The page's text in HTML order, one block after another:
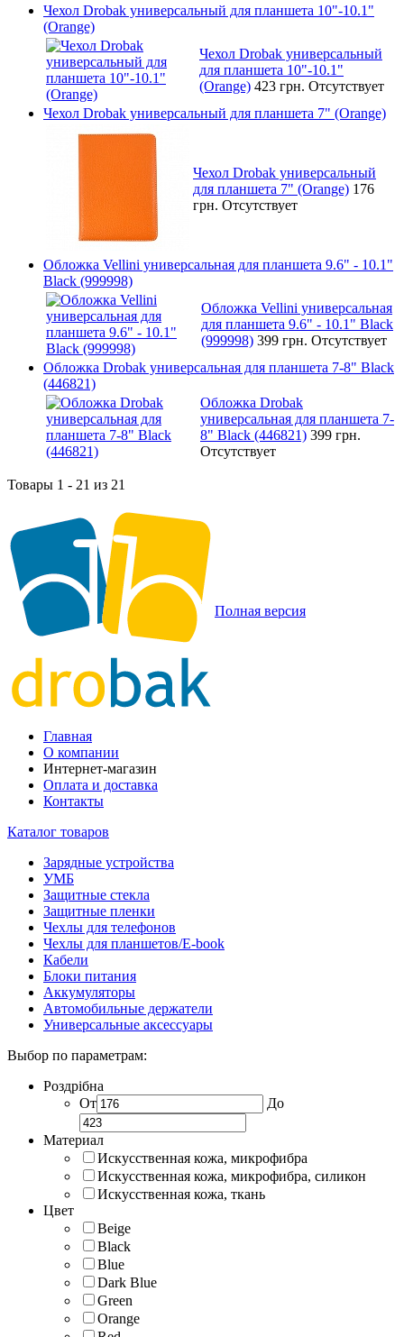
Чехол Drobak универсальный для планшета 10"-10.1"
(Orange)
Чехол Drobak универсальный
для планшета 10"-10.1"
(Orange) 423 грн. Отсутствует
Чехол Drobak универсальный для планшета 7" (Orange)
Чехол Drobak универсальный
для планшета 7" (Orange) 176
грн. Отсутствует
Обложка Vellini универсальная для планшета 9.6" - 10.1"
Black (999998)
Обложка Vellini универсальная
для планшета 9.6" - 10.1" Black
(999998) 399 грн. Отсутствует
Обложка Drobak универсальная для планшета 7-8" Black
(446821)
Обложка Drobak
универсальная для планшета 7-
8" Black (446821) 399 грн.
Отсутствует
Товары 1 - 21 из 21
Полная версия
Главная
О компании
Интернет-магазин
Оплата и доставка
Контакты
Каталог товаров
Зарядные устройства
УМБ
Защитные стекла
Защитные пленки
Чехлы для телефонов
Чехлы для планшетов/E-book
Кабели
Блоки питания
Аккумуляторы
Автомобильные держатели
Универсальные аксессуары
Выбор по параметрам:
Роздрібна
От
До
Материал
Искусственная кожа, микрофибра
Искусственная кожа, микрофибра, силикон
Искусственная кожа, ткань
Цвет
Beige
Black
Blue
Dark Blue
Green
Orange